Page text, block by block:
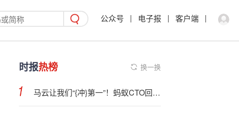
公众号 电子报 客户端
时报热榜 换一换
马云让我们“{冲}第一”！蚂蚁CTO回应灵光App爆火秘诀